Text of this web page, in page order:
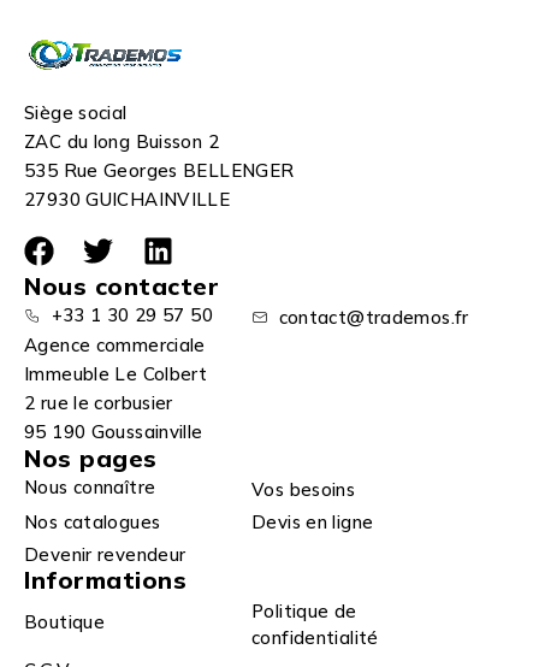
Siège social
ZAC du long Buisson 2
535 Rue Georges BELLENGER
27930 GUICHAINVILLE
Nous contacter
+33 1 30 29 57 50
contact@trademos.fr
Agence commerciale
Immeuble Le Colbert
2 rue le corbusier
95 190 Goussainville
Nos pages
Nous connaître
Vos besoins
Nos catalogues
Devis en ligne
Devenir revendeur
Informations
Boutique
Politique de
confidentialité